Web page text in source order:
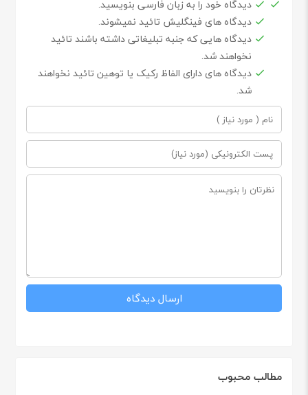
مطالب محبوب
دیدگاه خود را به زبان فارسی بنویسید.
دیدگاه های فینگلیش تائید نمیشوند.
دیدگاه هایی که جنبه تبلیغاتی داشته باشند تائید
نخواهند شد.
دیدگاه های دارای الفاظ رکیک یا توهین تائید نخواهند
شد.